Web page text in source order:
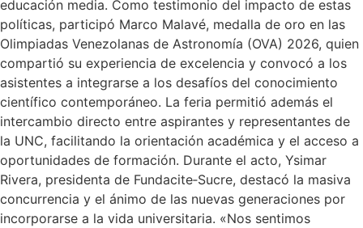
educación media. Como testimonio del impacto de estas
políticas, participó Marco Malavé, medalla de oro en las
Olimpiadas Venezolanas de Astronomía (OVA) 2026, quien
compartió su experiencia de excelencia y convocó a los
asistentes a integrarse a los desafíos del conocimiento
científico contemporáneo. La feria permitió además el
intercambio directo entre aspirantes y representantes de
la UNC, facilitando la orientación académica y el acceso a
oportunidades de formación. Durante el acto, Ysimar
Rivera, presidenta de Fundacite‑Sucre, destacó la masiva
concurrencia y el ánimo de las nuevas generaciones por
incorporarse a la vida universitaria. «Nos sentimos